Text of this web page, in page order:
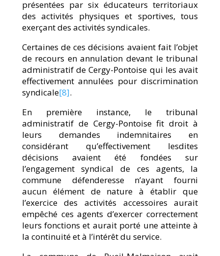
présentées par six éducateurs territoriaux
des activités physiques et sportives, tous
exerçant des activités syndicales.
Certaines de ces décisions avaient fait l’objet
de recours en annulation devant le tribunal
administratif de Cergy-Pontoise qui les avait
effectivement annulées pour discrimination
syndicale[8].
En première instance, le tribunal
administratif de Cergy-Pontoise fit droit à
leurs demandes indemnitaires en
considérant qu’effectivement lesdites
décisions avaient été fondées sur
l’engagement syndical de ces agents, la
commune défenderesse n’ayant fourni
aucun élément de nature à établir que
l’exercice des activités accessoires aurait
empêché ces agents d’exercer correctement
leurs fonctions et aurait porté une atteinte à
la continuité et à l’intérêt du service.